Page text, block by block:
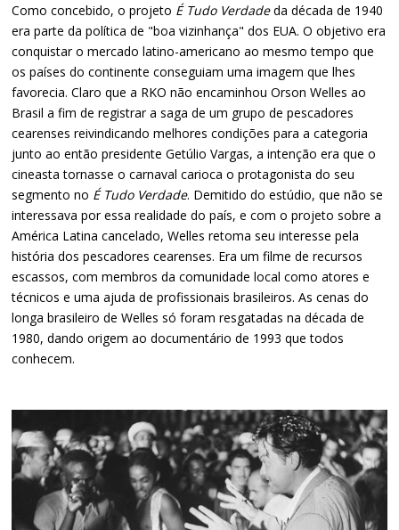
Como concebido, o projeto É Tudo Verdadeda década de 1940
era parte da política de "boa vizinhança" dos EUA. O objetivo era
conquistar o mercado latino-americano ao mesmo tempo que
os países do continente conseguiam uma imagem que lhes
favorecia. Claro que a RKO não encaminhou Orson Welles ao
Brasil a fim de registrar a saga de um grupo de pescadores
cearenses reivindicando melhores condições para a categoria
junto ao então presidente Getúlio Vargas, a intenção era que o
cineasta tornasse o carnaval carioca o protagonista do seu
segmento no É Tudo Verdade. Demitido do estúdio, que não se
interessava por essa realidade do país, e com o projeto sobre a
América Latina cancelado, Welles retoma seu interesse pela
história dos pescadores cearenses. Era um filme de recursos
escassos, com membros da comunidade local como atores e
técnicos e uma ajuda de profissionais brasileiros. As cenas do
longa brasileiro de Welles só foram resgatadas na década de
1980, dando origem ao documentário de 1993 que todos
conhecem.